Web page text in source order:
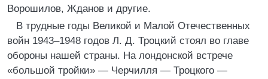
Ворошилов, Жданов и другие.
В трудные годы Великой и Малой Отечественных
войн 1943–1948 годов Л. Д. Троцкий стоял во главе
обороны нашей страны. На лондонской встрече
«большой тройки» — Черчилля — Троцкого —